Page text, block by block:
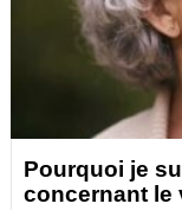
Pourquoi je
concernant le